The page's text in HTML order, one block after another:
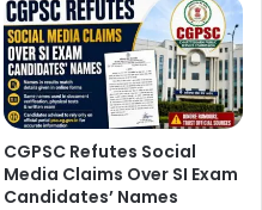
CGPSC Refutes Social
Media Claims Over SI Exam
Candidates’ Names